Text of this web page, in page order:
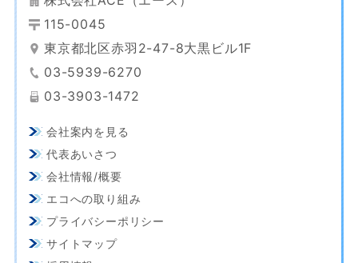
115-0045
東京都北区赤羽2-47-8大黒ビル1F
03-5939-6270
03-3903-1472
会社案内を見る
代表あいさつ
会社情報/概要
エコへの取り組み
プライバシーポリシー
サイトマップ